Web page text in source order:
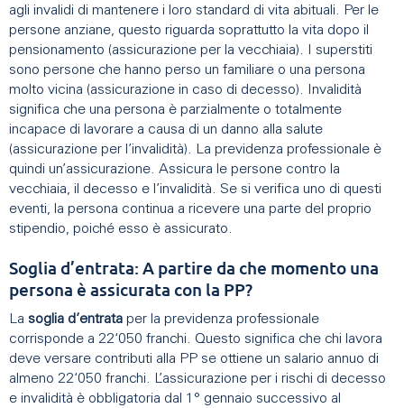
agli invalidi di mantenere i loro standard di vita abituali. Per le
persone anziane, questo riguarda soprattutto la vita dopo il
pensionamento (assicurazione per la vecchiaia). I superstiti
sono persone che hanno perso un familiare o una persona
molto vicina (assicurazione in caso di decesso). Invalidità
significa che una persona è parzialmente o totalmente
incapace di lavorare a causa di un danno alla salute
(assicurazione per l’invalidità). La previdenza professionale è
quindi un’assicurazione. Assicura le persone contro la
vecchiaia, il decesso e l’invalidità. Se si verifica uno di questi
eventi, la persona continua a ricevere una parte del proprio
stipendio, poiché esso è assicurato.
Soglia d’entrata: A partire da che momento una
persona è assicurata con la PP?
La soglia d’entrata per la previdenza professionale
corrisponde a 22‘050 franchi. Questo significa che chi lavora
deve versare contributi alla PP se ottiene un salario annuo di
almeno 22‘050 franchi. L’assicurazione per i rischi di decesso
e invalidità è obbligatoria dal 1° gennaio successivo al